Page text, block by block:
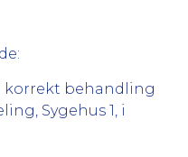
korrekt behandling
Sygehus 1, i